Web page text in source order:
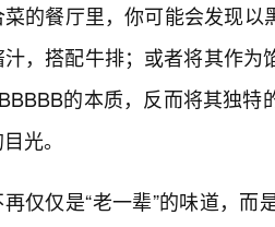
的餐厅里，你可能会发现
，搭配牛排；或者将其作
的本质，反而将其独
光。
再仅仅是“老一辈”的味道，